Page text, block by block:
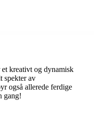
kreativt og dynamisk
spekter av
også allerede ferdige
gang!